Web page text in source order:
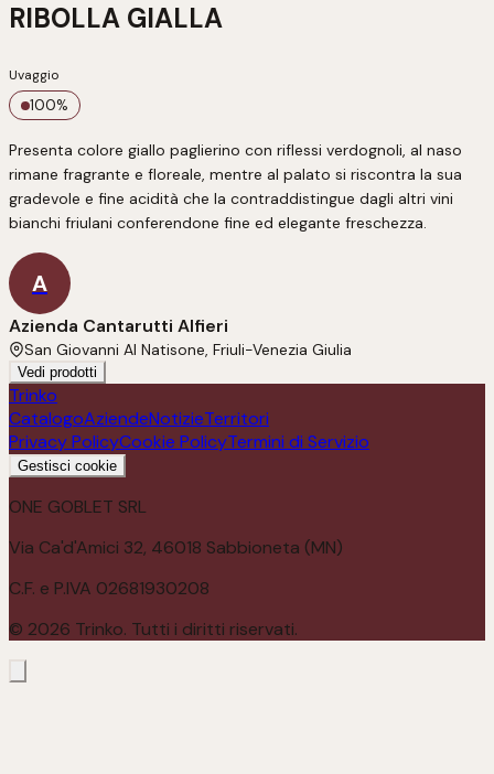
RIBOLLA GIALLA
Uvaggio
100%
Presenta colore giallo paglierino con riflessi verdognoli, al naso
rimane fragrante e floreale, mentre al palato si riscontra la sua
gradevole e fine acidità che la contraddistingue dagli altri vini
bianchi friulani conferendone fine ed elegante freschezza.
A
Azienda Cantarutti Alfieri
San Giovanni Al Natisone, Friuli-Venezia Giulia
Vedi prodotti
Trinko
CatalogoAziendeNotizieTerritori
Privacy PolicyCookie PolicyTermini di Servizio
Gestisci cookie
ONE GOBLET SRL
Via Ca'd'Amici 32, 46018 Sabbioneta (MN)
C.F. e P.IVA 02681930208
© 2026 Trinko. Tutti i diritti riservati.